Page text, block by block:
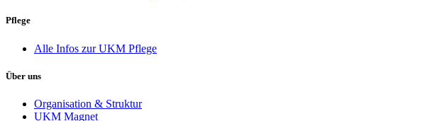
Pflege
Alle Infos zur UKM Pflege
Über uns
Organisation & Struktur
UKM Magnet